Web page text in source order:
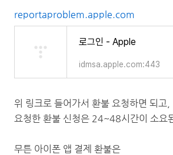
reportaproblem.apple.com
로그인 - Apple
idmsa.apple.com:443
위 링크로 들어가서 환불 요청하면 되고,
요청한 환불 신청은 24~48시간이 소요
무튼 아이폰 앱 결제 환불은